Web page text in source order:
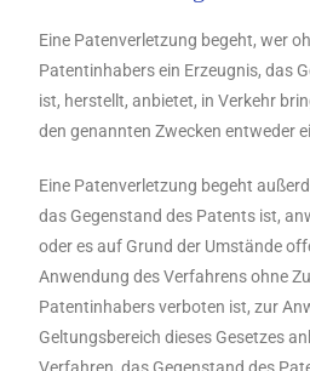
Eine Patenverletzung begeht, wer
Patentinhabers ein Erzeugnis, das
ist, herstellt, anbietet, in Verkehr
den genannten Zwecken entweder
Eine Patenverletzung begeht
das Gegenstand des Patents ist,
oder es auf Grund der Umstände
Anwendung des Verfahrens ohne
Patentinhabers verboten ist, zur
Geltungsbereich dieses Gesetzes